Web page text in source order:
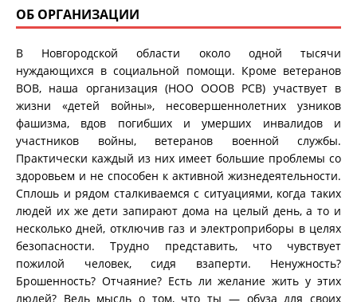
ОБ ОРГАНИЗАЦИИ
В Новгородской области около одной тысячи
нуждающихся в социальной помощи. Кроме ветеранов
ВОВ, наша организация (НОО ОООВ РСВ) участвует в
жизни «детей войны», несовершеннолетних узников
фашизма, вдов погибших и умерших инвалидов и
участников войны, ветеранов военной службы.
Практически каждый из них имеет большие проблемы со
здоровьем и не способен к активной жизнедеятельности.
Сплошь и рядом сталкиваемся с ситуациями, когда таких
людей их же дети запирают дома на целый день, а то и
несколько дней, отключив газ и электроприборы в целях
безопасности. Трудно представить, что чувствует
пожилой человек, сидя взаперти. Ненужность?
Брошенность? Отчаяние? Есть ли желание жить у этих
людей? Ведь мысль о том, что ты — обуза для своих